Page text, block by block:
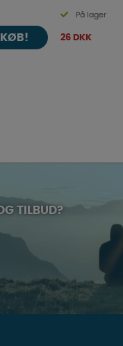
KØB!
På lager
26 DKK
TILBUD?